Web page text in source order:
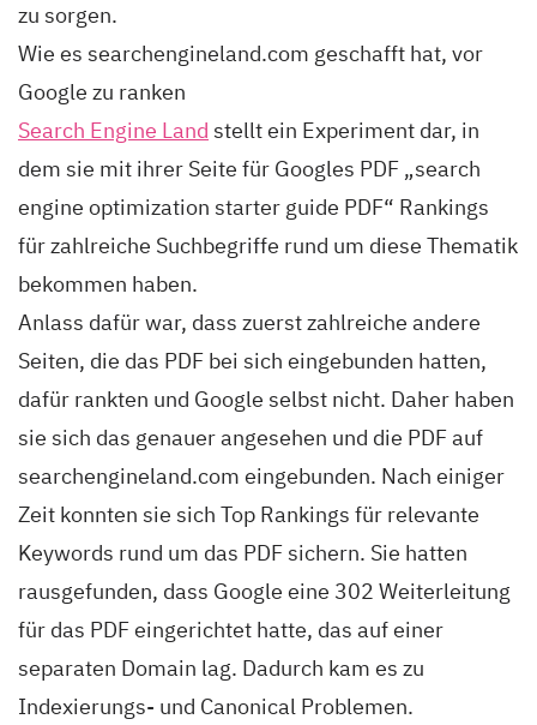
zu sorgen.
Wie es searchengineland.com geschafft hat, vor
Google zu ranken
Search Engine Land stellt ein Experiment dar, in
dem sie mit ihrer Seite für Googles PDF „search
engine optimization starter guide PDF“ Rankings
für zahlreiche Suchbegriffe rund um diese Thematik
bekommen haben.
Anlass dafür war, dass zuerst zahlreiche andere
Seiten, die das PDF bei sich eingebunden hatten,
dafür rankten und Google selbst nicht. Daher haben
sie sich das genauer angesehen und die PDF auf
searchengineland.com eingebunden. Nach einiger
Zeit konnten sie sich Top Rankings für relevante
Keywords rund um das PDF sichern. Sie hatten
rausgefunden, dass Google eine 302 Weiterleitung
für das PDF eingerichtet hatte, das auf einer
separaten Domain lag. Dadurch kam es zu
Indexierungs- und Canonical Problemen.